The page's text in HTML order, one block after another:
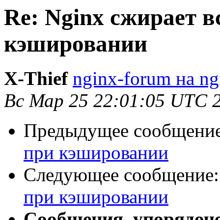
Re: Nginx сжирает
кэшировании
X-Thief nginx-forum на
Вс Мар 25 22:01:05 UTC
Предыдущее
при кэшировании
Следующее
при кэшировании